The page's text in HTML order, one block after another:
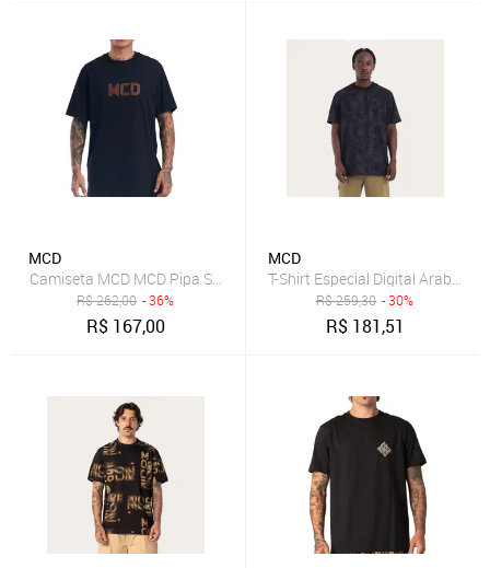
MCD
Camiseta MCD MCD Pipa SM27 Masculina Preto
R$262,00 - 36%
R$ 167,00
MCD
T-Shirt Especial Digital Arabescos
R$259,30 - 30%
R$ 181,51